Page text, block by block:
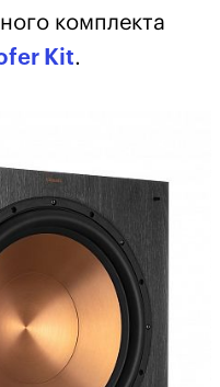
комплекта
Kit.